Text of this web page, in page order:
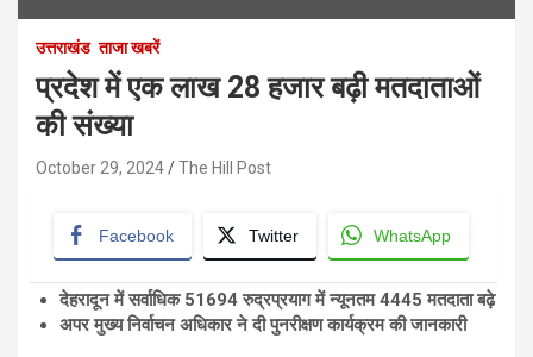
उत्तराखंड ताजा खबरें
प्रदेश में एक लाख 28 हजार बढ़ी मतदाताओं
की संख्या
October 29, 2024 The Hill Post
Facebook Twitter WhatsApp
देहरादून में सर्वाधिक 51694 रुद्रप्रयाग में न्यूनतम 4445 मतदाता बढ़े
अपर मुख्य निर्वाचन अधिकार ने दी पुनरीक्षण कार्यक्रम की जानकारी